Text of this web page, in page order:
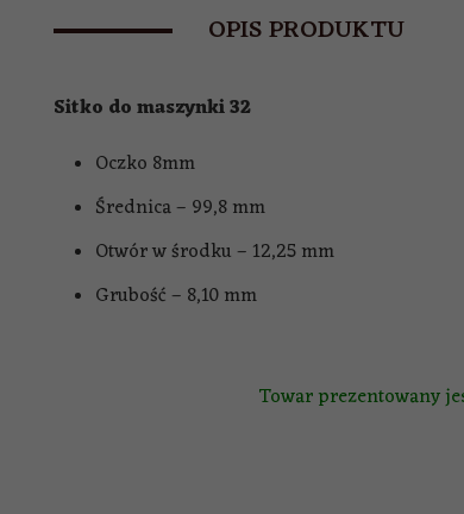
OPIS PRODUKTU
Sitko do maszynki 32
Oczko 8mm
Średnica – 99,8 mm
Otwór w środku – 12,25 mm
Grubość – 8,10 mm
Towar prezentowany